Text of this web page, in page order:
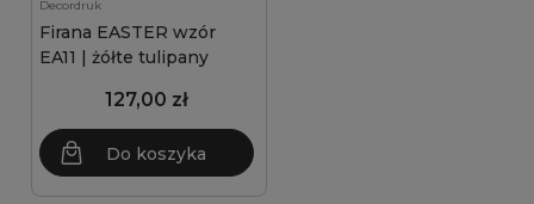
Decordruk
Firana EASTER wzór
EA11 | żółte tulipany
127,00 zł
Do koszyka